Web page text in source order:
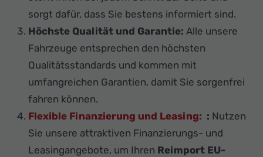
sorgt dafür, dass Sie bestens informiert sind.
Höchste Qualität und Garantie: Alle unsere
Fahrzeuge entsprechen den höchsten
Qualitätsstandards und kommen mit
umfangreichen Garantien, damit Sie sorgenfrei
fahren können.
Flexible Finanzierung und Leasing: : Nutzen
Sie unsere attraktiven Finanzierungs- und
Leasingangebote, um Ihren Reimport EU-